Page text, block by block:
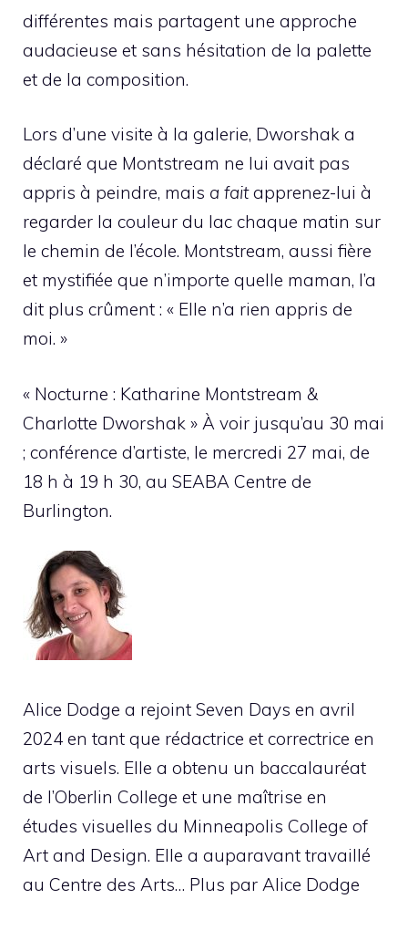
différentes mais partagent une approche
audacieuse et sans hésitation de la palette
et de la composition.
Lors d’une visite à la galerie, Dworshak a
déclaré que Montstream ne lui avait pas
appris à peindre, mais a faitapprenez-lui à
regarder la couleur du lac chaque matin sur
le chemin de l’école. Montstream, aussi fière
et mystifiée que n’importe quelle maman, l’a
dit plus crûment : « Elle n’a rien appris de
moi. »
« Nocturne : Katharine Montstream &
Charlotte Dworshak » À voir jusqu’au 30 mai
; conférence d’artiste, le mercredi 27 mai, de
18 h à 19 h 30, au SEABA Centre de
Burlington.
Alice Dodge a rejoint Seven Days en avril
2024 en tant que rédactrice et correctrice en
arts visuels. Elle a obtenu un baccalauréat
de l’Oberlin College et une maîtrise en
études visuelles du Minneapolis College of
Art and Design. Elle a auparavant travaillé
au Centre des Arts… Plus par Alice Dodge